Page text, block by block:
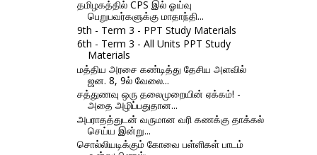
தமிழகத்தில் CPS இல் ஓய்வு
பெறுபவர்களுக்கு மாதாந்தி...
9th - Term 3 - PPT Study Materials
6th - Term 3 - All Units PPT Study
Materials
மத்திய அரசை கண்டித்து தேசிய அளவில்
ஜன. 8, 9ல் வேலை...
சத்துணவு ஒரு தலைமுறையின் ஏக்கம்! -
அதை அழிப்பதுதான...
அபராதத்துடன் வருமான வரி கணக்கு தாக்கல்
செய்ய இன்று...
சொல்லியடிக்கும் கோவை பள்ளிகள் பாடம்